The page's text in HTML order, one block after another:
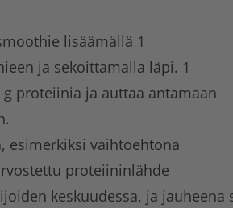
lisäämällä 1
ja sekoittamalla läpi. 1
proteiinia ja auttaa antamaan
esimerkiksi vaihtoehtona
proteiininlähde
keskuudessa, ja jauheena